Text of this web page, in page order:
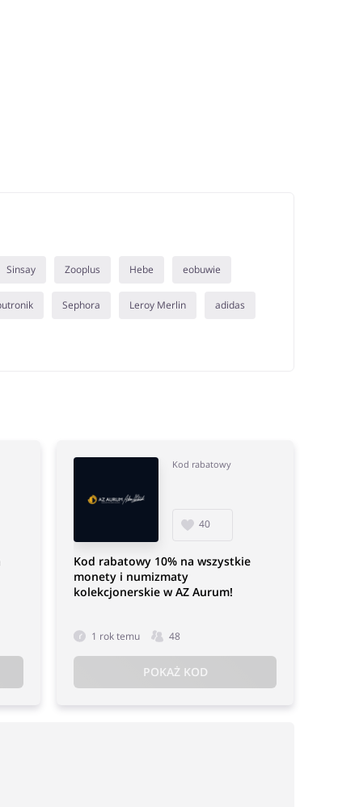
Sinsay Zooplus Hebe eobuwie
Sephora Leroy Merlin adidas
Kod rabatowy
40
Kod rabatowy 10% na wszystkie
monety i numizmaty
kolekcjonerskie w AZ Aurum!
1 rok temu 48
POKAŻ KOD